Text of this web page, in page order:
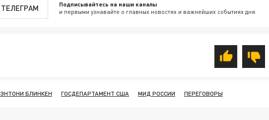
ТЕЛЕГРАМ Подписывайтесь на наши каналы
и первыми узнавайте о главных новостях и важнейших событиях дня.
ЭНТОНИ БЛИНКЕН ГОСДЕПАРТАМЕНТ США МИД РОССИИ ПЕРЕГОВОРЫ